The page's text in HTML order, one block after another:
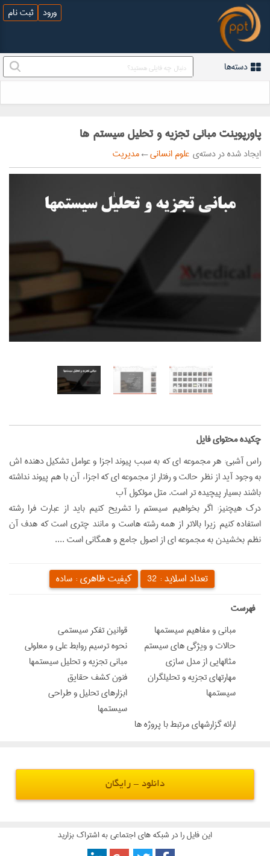
ورود ثبت نام
دسته‌ها
پاورپوینت مبانی تجزيه و تحليل سيستم ها
ایجاد شده در دسته‌ی علوم انسانی←مدیریت
‌چکیده محتوای فایل
راس آشبي: هر مجموعه اي كه به سبب پيوند اجزا و عوامل تشكيل دهنده اش
به وجود آيد از نظر حالت و رفتار از مجموعه اي كه اجزاء آن با هم پيوند نداشته
باشند بسيار پيچيده تر است. متل مولكول آب
درك هيچنيز: اگر بخواهيم سيستم را تشريح كنيم بايد از عبارت فرا رشته
استفاده كنيم زيرا بالاتر از همه رشته هاست و مانند چتري است كه هدف آن
نظم بخشيدن به مجموعه اي از اصول جامع و همگاني است ....
کیفیت ظاهری : ساده تعداد اسلاید : 32
‌فهرست
مباني و مفاهيم سيستمها
قوانين تفكر سيستمي
حالات و ويژگي هاي سيستم
نحوه ترسيم روابط علي و معلولي
مثالهايي از مدل سازي
مباني تجزيه و تحليل سيستمها
مهارتهاي تجزيه و تحليلگران
سيستمها
فنون كشف حقايق
ابزارهاي تحليل و طراحي
سيستمها
ارائه گزارشهاي مرتبط با پروژه ها
دانلود - رایگان
این فایل را در شبکه های اجتماعی به اشتراک بزارید